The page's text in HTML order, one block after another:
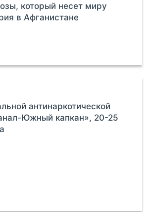
который несет миру
в Афганистане
антинаркотической
Южный капкан», 20-25